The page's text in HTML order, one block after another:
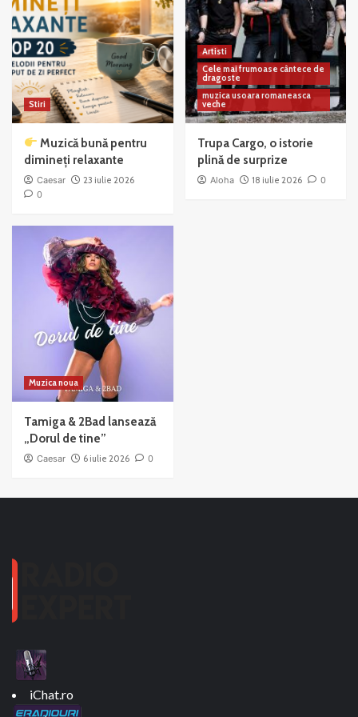
Stiri
Muzică bună pentru
dimineți relaxante
Caesar
23 iulie 2026
0
Artisti
Cele mai frumoase cântece de
dragoste
muzica usoara romaneasca
veche
Trupa Cargo, o istorie
plină de surprize
Aloha 18 iulie 2026 0
Muzica noua
Tamiga & 2Bad lansează
„Dorul de tine”
Caesar 6 iulie 2026 0
iChat.ro